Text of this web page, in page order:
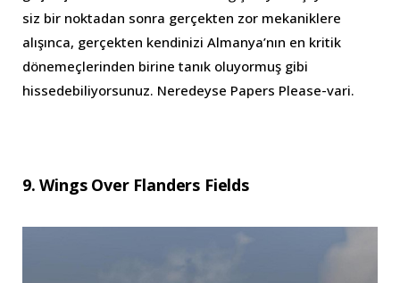
siz bir noktadan sonra gerçekten zor mekaniklere
alışınca, gerçekten kendinizi Almanya’nın en kritik
dönemeçlerinden birine tanık oluyormuş gibi
hissedebiliyorsunuz. Neredeyse Papers Please-vari.
9. Wings Over Flanders Fields